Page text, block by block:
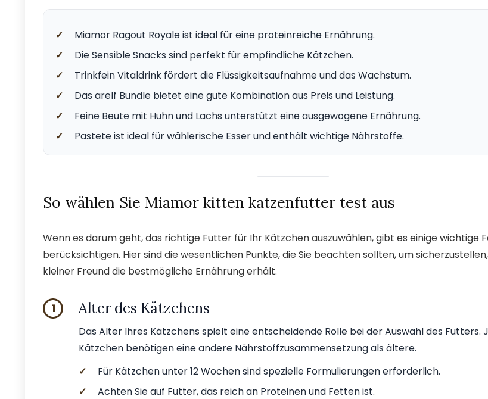
✓
Miamor Ragout Royale ist ideal für eine proteinreiche Ernährung.
✓
Die Sensible Snacks sind perfekt für empfindliche Kätzchen.
✓
Trinkfein Vitaldrink fördert die Flüssigkeitsaufnahme und das Wachstum.
✓
Das arelf Bundle bietet eine gute Kombination aus Preis und Leistung.
✓
Feine Beute mit Huhn und Lachs unterstützt eine ausgewogene Ernährung.
✓
Pastete ist ideal für wählerische Esser und enthält wichtige Nährstoffe.
So wählen Sie Miamor kitten katzenfutter test aus
Wenn es darum geht, das richtige Futter für Ihr Kätzchen auszuwählen, gibt es einige wichtige
berücksichtigen. Hier sind die wesentlichen Punkte, die Sie beachten sollten, um
kleiner Freund die bestmögliche Ernährung erhält.
1 Alter des Kätzchens
Das Alter Ihres Kätzchens spielt eine entscheidende Rolle bei der Auswahl des Futters.
Kätzchen benötigen eine andere Nährstoffzusammensetzung als ältere.
✓
Für Kätzchen unter 12 Wochen sind spezielle Formulierungen erforderlich.
✓
Achten Sie auf Futter, das reich an Proteinen und Fetten ist.